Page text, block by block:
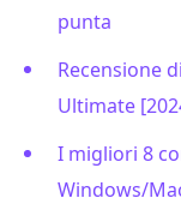
punta
Recensione
Ultimate
I migliori 8
Windows/